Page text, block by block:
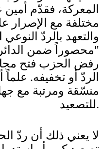
المعركة، فقدّم
مختلفة مع الإصرار
والتعهد بالردّ
"محصوراً ضمن
رفض الحزب فتح
الردّ أو تخفيفه.
منسّقة ومرتبة مع
للتصعيد.
لا يعني ذلك أن ردّ